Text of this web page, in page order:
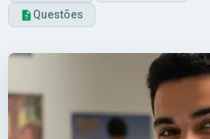
Questões